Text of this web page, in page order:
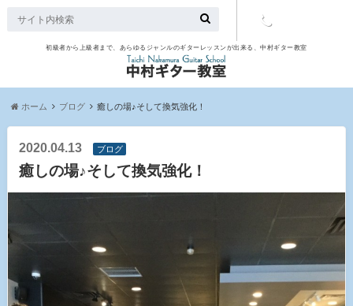
初級者から上級者まで、あらゆるジャンルのギターレッスンが出来る、中村ギター教室
ホーム ブログ 癒しの場♪そして換気強化！
2020.04.13 ブログ
癒しの場♪そして換気強化！